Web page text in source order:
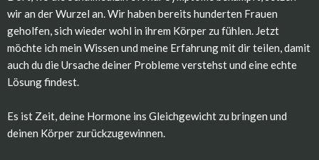
wir an der Wurzel an. Wir haben bereits hunderten Frauen
geholfen, sich wieder wohl in ihrem Körper zu fühlen. Jetzt
möchte ich mein Wissen und meine Erfahrung mit dir teilen, damit
auch du die Ursache deiner Probleme verstehst und eine echte
Lösung findest.
Es ist Zeit, deine Hormone ins Gleichgewicht zu bringen und
deinen Körper zurückzugewinnen.